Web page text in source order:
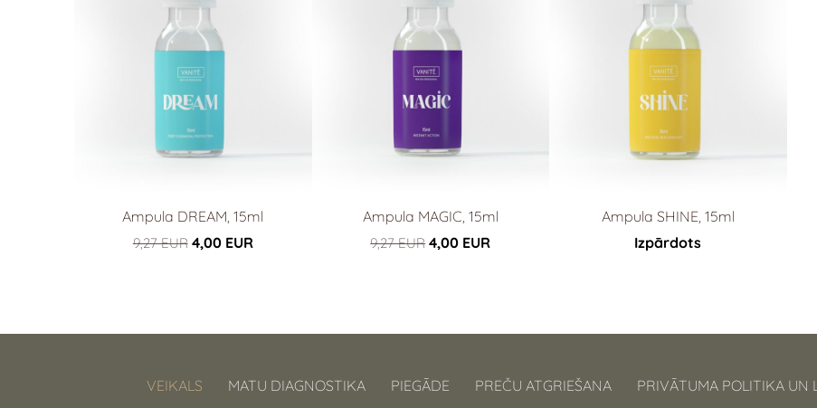
Ampula DREAM, 15ml
9,27 EUR 4,00 EUR
Ampula MAGIC, 15ml
9,27 EUR 4,00 EUR
Ampula SHINE, 15ml
Izpārdots
VEIKALS MATU DIAGNOSTIKA PIEGĀDE PREČU ATGRIEŠANA PRIVĀTUMA POLITIKA UN